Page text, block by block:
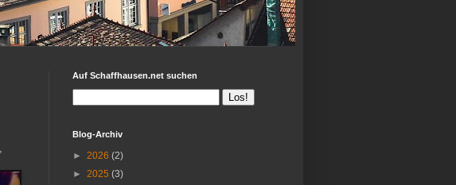
Auf Schaffhausen.net suchen
Blog-Archiv
► 2026 (2)
► 2025 (3)